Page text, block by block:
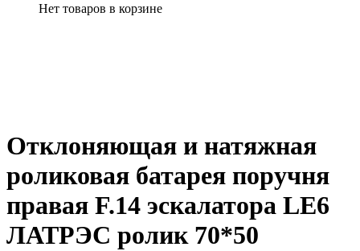
Нет товаров в корзине
Отклоняющая и натяжная
роликовая батарея поручня
правая F.14 эскалатора LE6
ЛАТРЭС ролик 70*50